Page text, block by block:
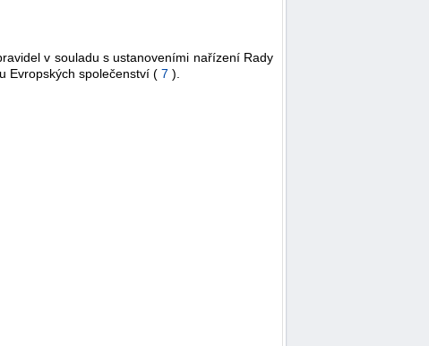
v souladu s ustanoveními nařízení Rady
Evropských společenství ( 7 ).